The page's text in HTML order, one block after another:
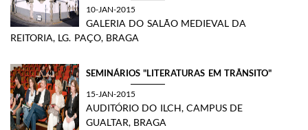
10-JAN-2015
GALERIA DO SALÃO MEDIEVAL DA
REITORIA, LG. PAÇO, BRAGA
SEMINÁRIOS "LITERATURAS EM TRÂNSITO"
15-JAN-2015
AUDITÓRIO DO ILCH, CAMPUS DE
GUALTAR, BRAGA